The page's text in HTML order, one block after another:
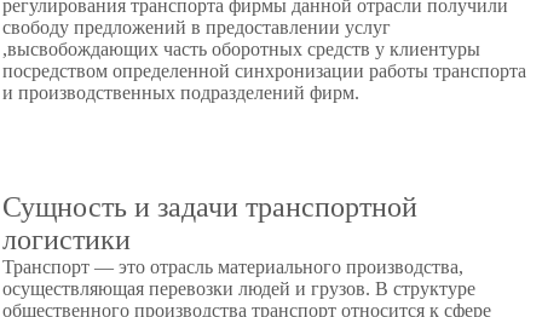
регулирования транспорта фирмы данной отрасли получили
свободу предложений в предоставлении услуг
,высвобождающих часть оборотных средств у клиентуры
посредством определенной синхронизации работы транс­порта
и производственных подразделений фирм.
Сущность и задачи транспортной
логистики
Транспорт — это отрасль материального производства,
осуществляющая перевозки людей и грузов. В структуре
общественного производства транспорт относится к сфере